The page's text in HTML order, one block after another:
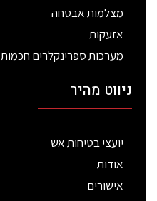
מצלמות אבטחה
אזעקות
מערכות ספרינקלרים חכמות
ניווט מהיר
יועצי בטיחות אש
אודות
אישורים